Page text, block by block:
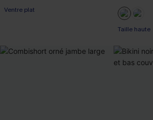
Ventre plat
Taille haute